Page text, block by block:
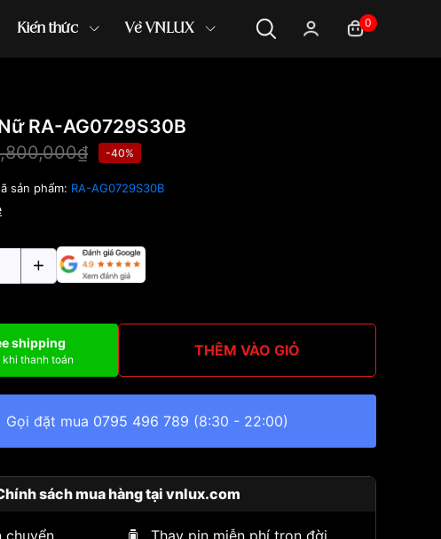
Kiến thức Về VNLUX 0
RA-AG0729S30B
-40%
sản phẩm: RA-AG0729S30B
shipping
thanh toán THÊM VÀO GIỎ
Gọi đặt mua 0795 496 789 (8:30 - 22:00)
sách mua hàng tại vnlux.com